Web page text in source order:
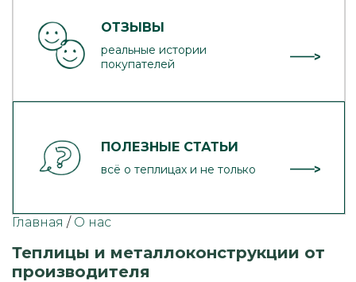
ОТЗЫВЫ
реальные истории
покупателей
ПОЛЕЗНЫЕ СТАТЬИ
всё о теплицах и не только
Главная / О нас
Теплицы и металлоконструкции от
производителя